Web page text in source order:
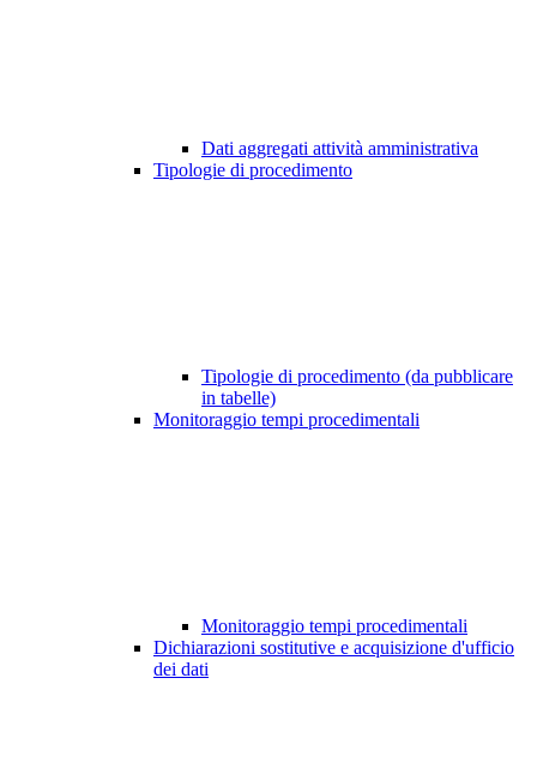
Dati aggregati attività amministrativa
Tipologie di procedimento
Tipologie di procedimento (da pubblicare
in tabelle)
Monitoraggio tempi procedimentali
Monitoraggio tempi procedimentali
Dichiarazioni sostitutive e acquisizione d'ufficio
dei dati